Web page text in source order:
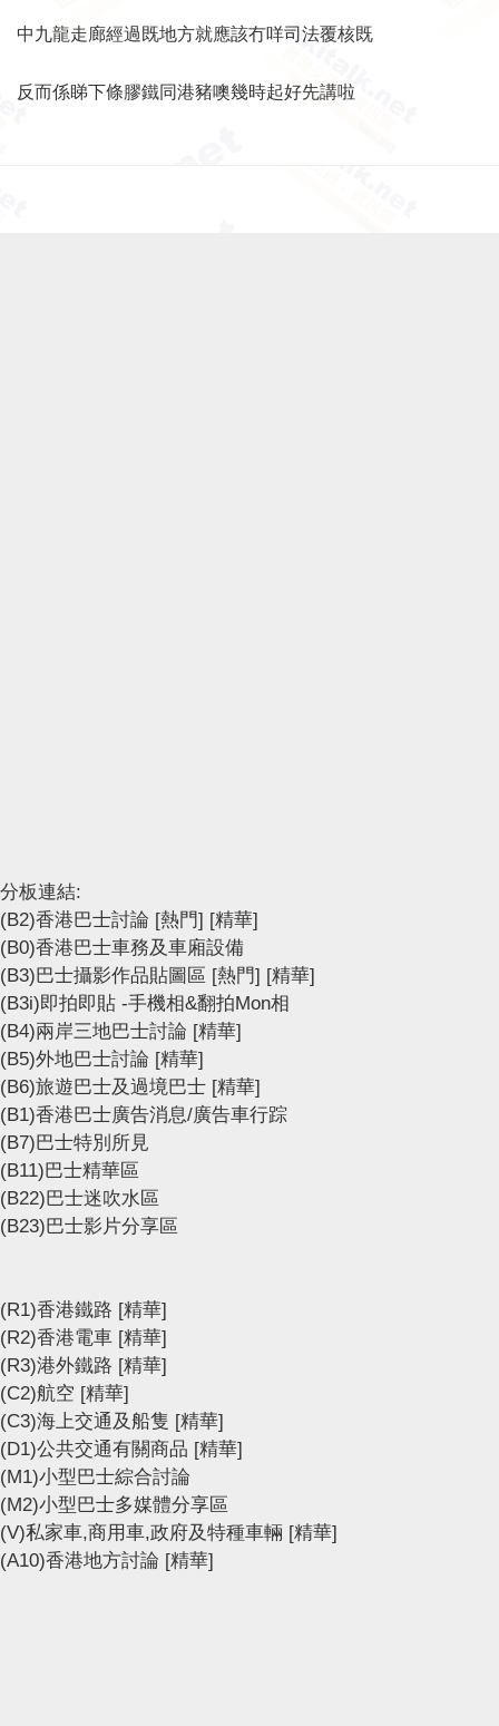
中九龍走廊經過既地方就應該冇咩司法覆核既
反而係睇下條膠鐵同港豬噢幾時起好先講啦
分板連結:
(B2)香港巴士討論 [熱門] [精華]
(B0)香港巴士車務及車廂設備
(B3)巴士攝影作品貼圖區 [熱門] [精華]
(B3i)即拍即貼 -手機相&翻拍Mon相
(B4)兩岸三地巴士討論 [精華]
(B5)外地巴士討論 [精華]
(B6)旅遊巴士及過境巴士 [精華]
(B1)香港巴士廣告消息/廣告車行踪
(B7)巴士特別所見
(B11)巴士精華區
(B22)巴士迷吹水區
(B23)巴士影片分享區
(R1)香港鐵路 [精華]
(R2)香港電車 [精華]
(R3)港外鐵路 [精華]
(C2)航空 [精華]
(C3)海上交通及船隻 [精華]
(D1)公共交通有關商品 [精華]
(M1)小型巴士綜合討論
(M2)小型巴士多媒體分享區
(V)私家車,商用車,政府及特種車輛 [精華]
(A10)香港地方討論 [精華]